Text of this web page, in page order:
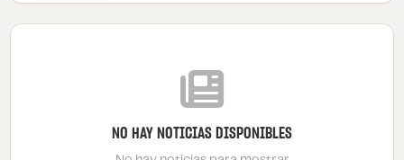
NO HAY NOTICIAS DISPONIBLES